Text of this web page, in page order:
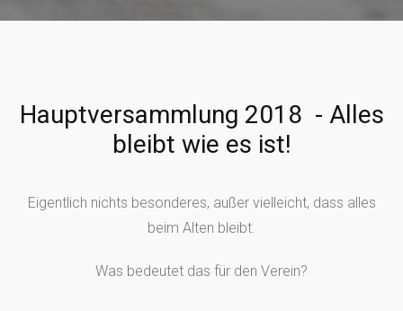
Hauptversammlung 2018 - Alles
bleibt wie es ist!
Eigentlich nichts besonderes, außer vielleicht, dass alles
beim Alten bleibt.
Was bedeutet das für den Verein?